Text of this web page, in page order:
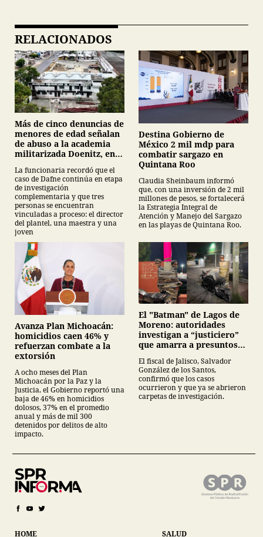
RELACIONADOS
Más de cinco denuncias de
menores de edad señalan
de abuso a la academia
militarizada Doenitz, en
La funcionaria recordó que el
caso de Dafne continúa en etapa
de investigación
complementaria y que tres
personas se encuentran
vinculadas a proceso: el director
del plantel, una maestra y una
joven
Destina Gobierno de
México 2 mil mdp para
combatir sargazo en
Quintana Roo
Claudia Sheinbaum informó
que, con una inversión de 2 mil
millones de pesos, se fortalecerá
la Estrategia Integral de
Atención y Manejo del Sargazo
en las playas de Quintana Roo.
Avanza Plan Michoacán:
homicidios caen 46% y
refuerzan combate a la
extorsión
A ocho meses del Plan
Michoacán por la Paz y la
Justicia, el Gobierno reportó una
baja de 46% en homicidios
dolosos, 37% en el promedio
anual y más de mil 300
detenidos por delitos de alto
impacto.
El "Batman" de Lagos de
Moreno: autoridades
investigan a “justiciero”
que amarra a presuntos
El fiscal de Jalisco, Salvador
González de los Santos,
confirmó que los casos
ocurrieron y que ya se abrieron
carpetas de investigación.
HOME SALUD